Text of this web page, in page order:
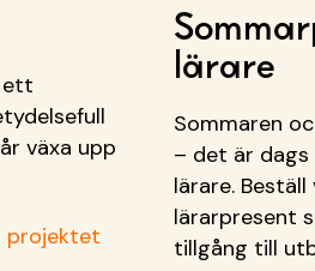
ett
växa upp
projektet
lärare
Sommaren
– det är
lärare.
lärarpresent
tillgång till